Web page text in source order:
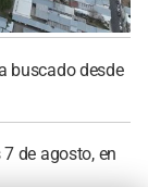
buscado desde
de agosto, en